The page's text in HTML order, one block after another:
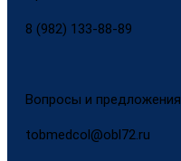
8 (982) 133-88-89
Вопросы и предложения
tobmedcol@obl72.ru